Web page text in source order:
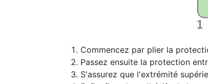
Commencez par plier la
Passez ensuite la protection
S'assurez que l'extrémité